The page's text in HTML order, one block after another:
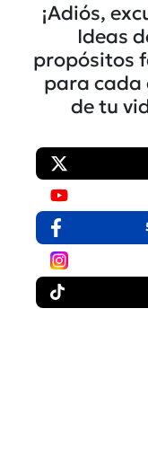
¡Adiós,
Ideas
propósitos
para cada
de tu